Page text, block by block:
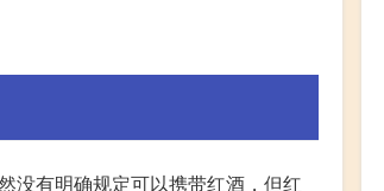
没有明确规定可以携带红酒，但红